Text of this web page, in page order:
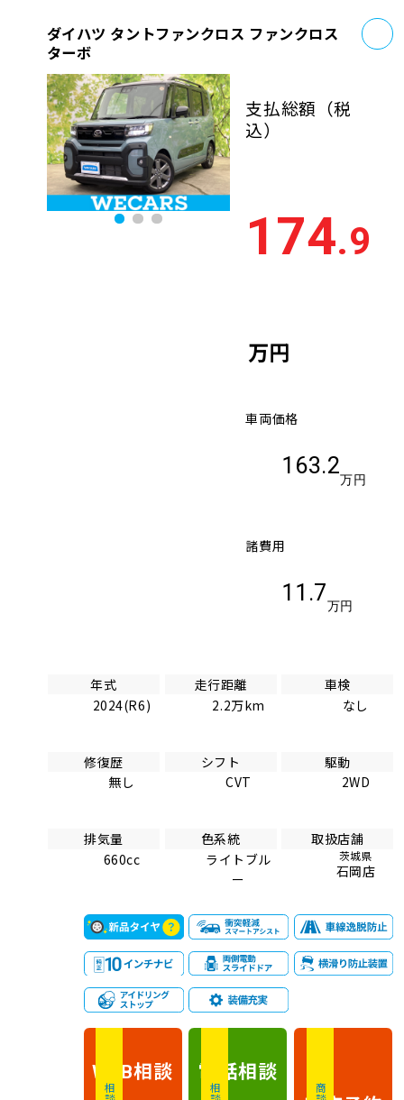
ダイハツ タントファンクロス ファンクロス
ターボ
支払総額 （税
込）
174.9
万円
車両価格
163.2
万円
諸費用
11.7
万円
年式
2024(R6)
走行距離
2.2万km
車検
なし
修復歴
無し
シフト
CVT
駆動
2WD
排気量
660cc
色系統
ライトブル
ー
取扱店舗
茨城県
石岡店
WEB相談 電話相談